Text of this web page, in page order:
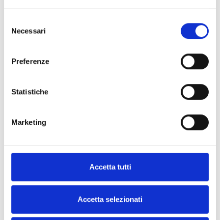
delNecessari
Preferenze
Statistiche
Marketing
Accetta tutti
Accetta selezionati
Frequently Asked Questions – BOTTA
Puis-je obtenir la fiche technique du produit avant de passer commande ?